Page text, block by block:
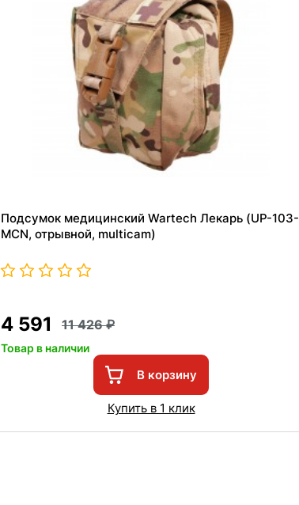
Подсумок медицинский Wartech Лекарь (UP-103-
MCN, отрывной, multicam)
4 591 11 426
Товар в наличии
В корзину
Купить в 1 клик